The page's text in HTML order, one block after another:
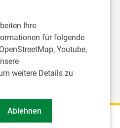
Ihre
für folgende
Youtube,
weitere Details zu
Ablehnen
für
Sachsen e.V.